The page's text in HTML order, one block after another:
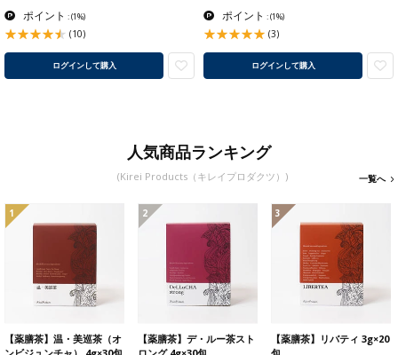
ポイント :(1%)
(10)
ログインして購入
ポイント :(1%)
(3)
ログインして購入
人気商品ランキング
(Kirei Products（キレイプロダクツ）) 一覧へ
1
【薬膳茶】温・美巡茶（オ
2
【薬膳茶】デ・ルー茶スト
3
【薬膳茶】リバティ 3g×20